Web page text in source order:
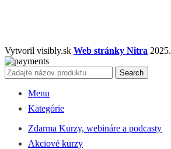
Vytvoril visibly.sk Web stránky Nitra 2025.
Search
Menu
Kategórie
Zdarma Kurzy, webináre a podcasty
Akciové kurzy